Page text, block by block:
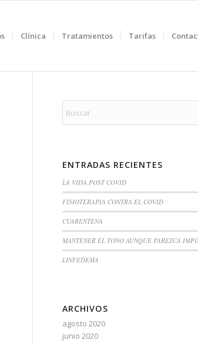
Clínica Tratamientos Tarifas
ENTRADAS RECIENTES
LA VIDA POST COVID
FISIOTERAPIA CONTRA EL COVID
CUARENTENA
MANTENER EL TONO AUNQUE PAREZCA
LINFEDEMA
ARCHIVOS
agosto 2020
junio 2020